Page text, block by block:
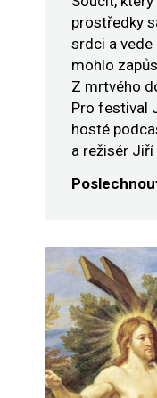
prostředky
srdci a vede
mohlo
Z mrtvého
Pro festival
hosté
a režisér Jiří